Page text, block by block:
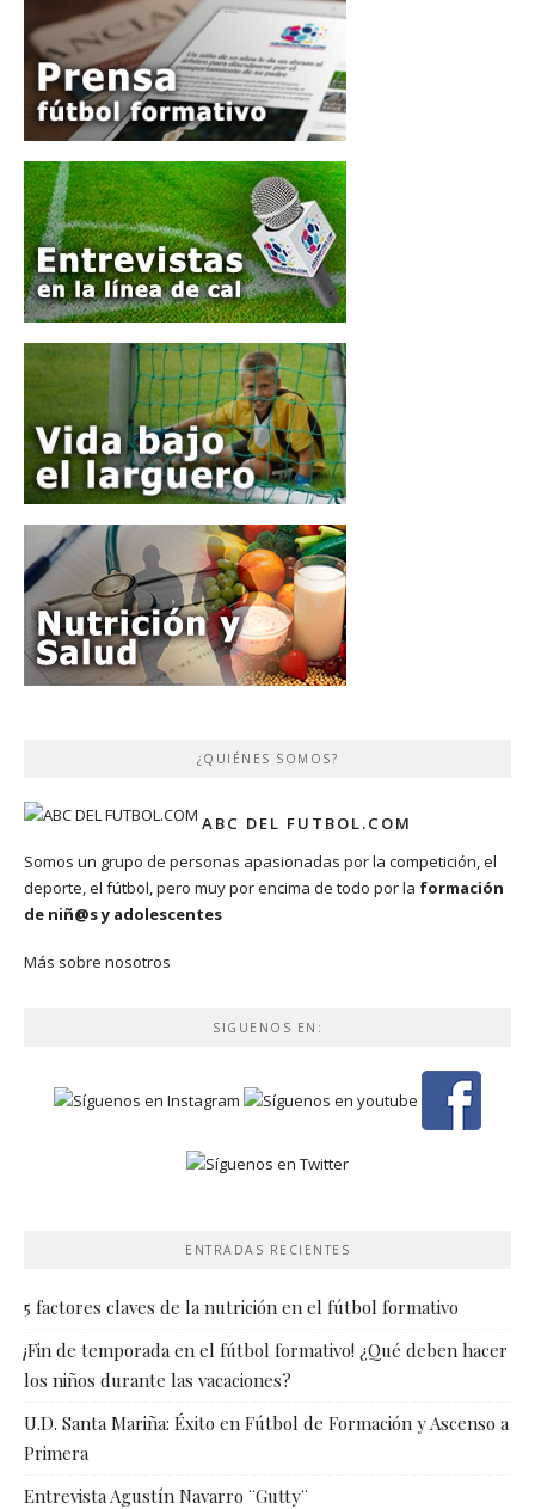
¿QUIÉNES SOMOS?
ABC DEL FUTBOL.COM
Somos un grupo de personas apasionadas por la competición, el
deporte, el fútbol, pero muy por encima de todo por la formación
de niñ@s y adolescentes
Más sobre nosotros
SIGUENOS EN:
ENTRADAS RECIENTES
5 factores claves de la nutrición en el fútbol formativo
¡Fin de temporada en el fútbol formativo! ¿Qué deben hacer
los niños durante las vacaciones?
U.D. Santa Mariña: Éxito en Fútbol de Formación y Ascenso a
Primera
Entrevista Agustín Navarro ¨Gutty¨